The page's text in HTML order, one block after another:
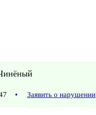
• Заявить о нарушении